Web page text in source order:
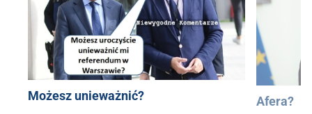
Możesz unieważnić? Afera?